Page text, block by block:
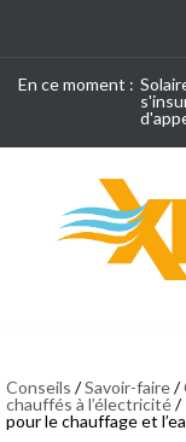
En ce moment :
Conseils /Savoir-faire/
chauffés à l’électricité/
pour le chauffage et